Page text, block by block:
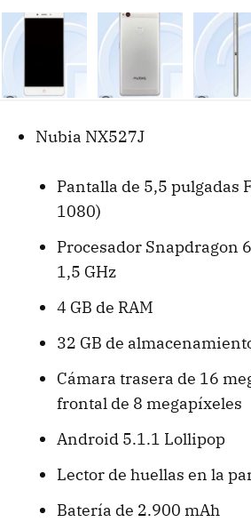
Nubia NX527J
Pantalla de 5,5 pulgadas
1080)
Procesador Snapdragon
1,5 GHz
4 GB de RAM
32 GB de
Cámara trasera de 16
frontal de 8 megapíxeles
Android 5.1.1 Lollipop
Lector de huellas en la
Batería de 2.900 mAh